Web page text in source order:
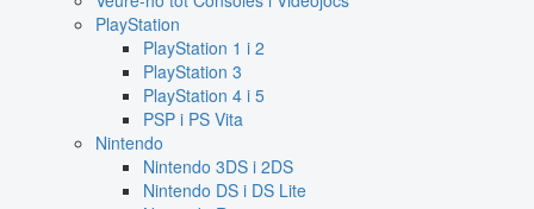
PlayStation
PlayStation 1 i 2
PlayStation 3
PlayStation 4 i 5
PSP i PS Vita
Nintendo
Nintendo 3DS i 2DS
Nintendo DS i DS Lite